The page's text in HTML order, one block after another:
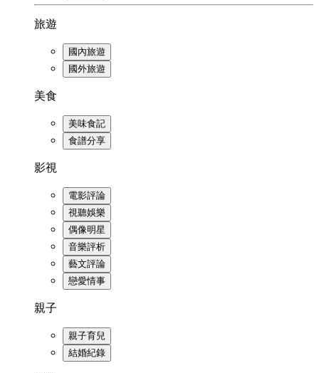
旅遊
國內旅遊
國外旅遊
美食
美味食記
食譜分享
影視
電影評論
視聽娛樂
偶像明星
音樂評析
藝文評論
戀愛情事
親子
親子育兒
結婚紀錄